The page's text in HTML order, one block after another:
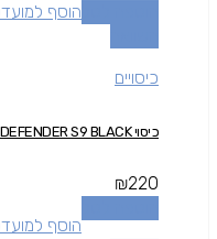
הוסף
כיסויים
כיסוי OTTERBOX DEFENDER S9 BLACK
₪220
הוסף